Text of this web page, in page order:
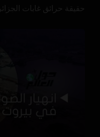
حقيقة حرائق غابات الجزائر